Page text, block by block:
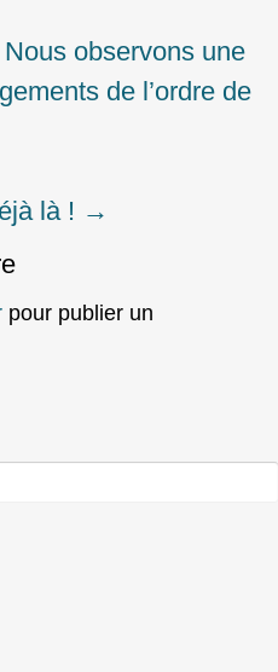
observons une
de l’ordre de
là ! →
pour publier un